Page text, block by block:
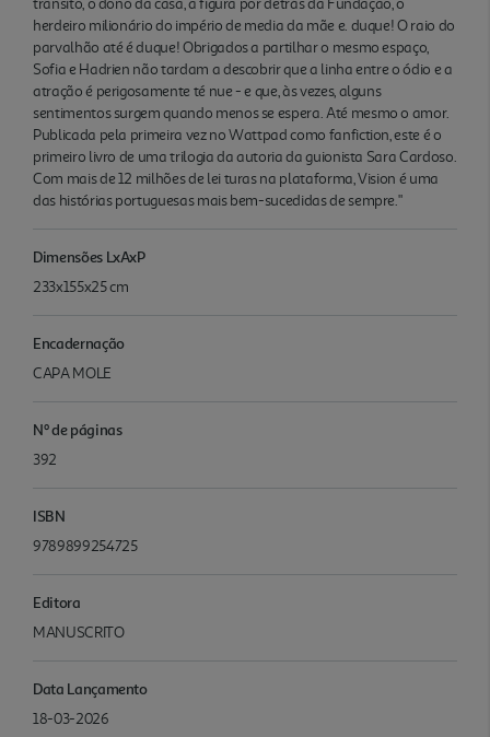
herdeiro milionário do império de media da mãe e. duque! O raio do
parvalhão até é duque! Obrigados a partilhar o mesmo espaço,
Sofia e Hadrien não tardam a descobrir que a linha entre o ódio e a
atração é perigosamente té nue - e que, às vezes, alguns
sentimentos surgem quando menos se espera. Até mesmo o amor.
Publicada pela primeira vez no Wattpad como fanfiction, este é o
primeiro livro de uma trilogia da autoria da guionista Sara Cardoso.
Com mais de 12 milhões de lei turas na plataforma, Vision é uma
das histórias portuguesas mais bem-sucedidas de sempre."
Dimensões LxAxP
233x155x25 cm
Encadernação
CAPA MOLE
Nº de páginas
392
ISBN
9789899254725
Editora
MANUSCRITO
Data Lançamento
18-03-2026